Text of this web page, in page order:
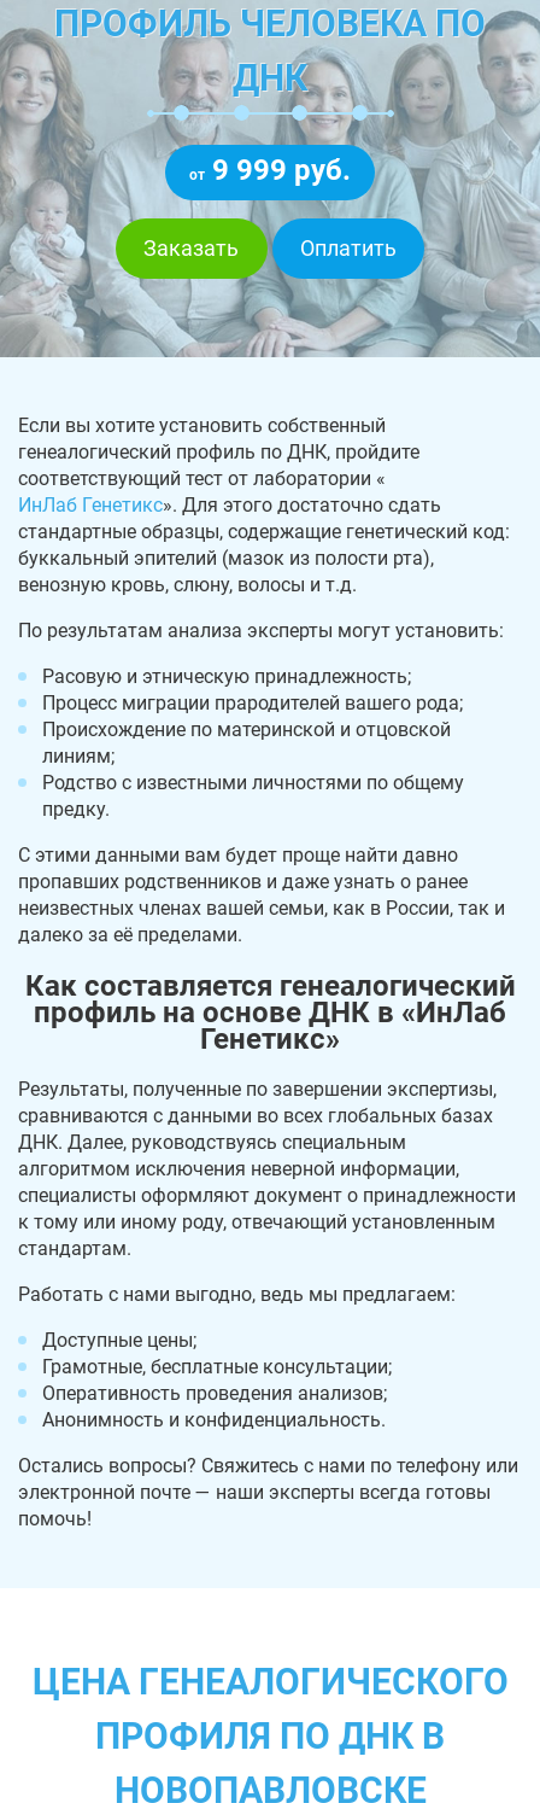
ПРОФИЛЬ ЧЕЛОВЕКА ПО
ДНК
от 9 999 руб.
Заказать Оплатить
Если вы хотите установить собственный
генеалогический профиль по ДНК, пройдите
соответствующий тест от лаборатории «
ИнЛаб Генетикс». Для этого достаточно сдать
стандартные образцы, содержащие генетический код:
буккальный эпителий (мазок из полости рта),
венозную кровь, слюну, волосы и т.д.
По результатам анализа эксперты могут установить:
Расовую и этническую принадлежность;
Процесс миграции прародителей вашего рода;
Происхождение по материнской и отцовской
линиям;
Родство с известными личностями по общему
предку.
С этими данными вам будет проще найти давно
пропавших родственников и даже узнать о ранее
неизвестных членах вашей семьи, как в России, так и
далеко за её пределами.
Как составляется генеалогический
профиль на основе ДНК в «ИнЛаб
Генетикс»
Результаты, полученные по завершении экспертизы,
сравниваются с данными во всех глобальных базах
ДНК. Далее, руководствуясь специальным
алгоритмом исключения неверной информации,
специалисты оформляют документ о принадлежности
к тому или иному роду, отвечающий установленным
стандартам.
Работать с нами выгодно, ведь мы предлагаем:
Доступные цены;
Грамотные, бесплатные консультации;
Оперативность проведения анализов;
Анонимность и конфиденциальность.
Остались вопросы? Свяжитесь с нами по телефону или
электронной почте — наши эксперты всегда готовы
помочь!
ЦЕНА ГЕНЕАЛОГИЧЕСКОГО
ПРОФИЛЯ ПО ДНК В
НОВОПАВЛОВСКЕ